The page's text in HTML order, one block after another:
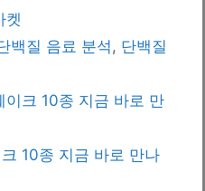
켓
백질 음료 분석, 단백질
이크 10종 지금 바로 만
10종 지금 바로 만나